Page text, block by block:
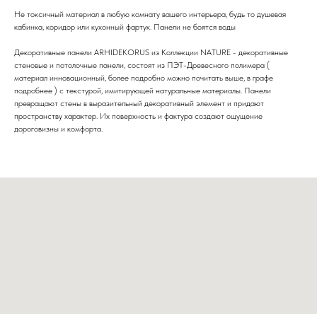
Не токсичный материал в любую комнату вашего интерьера, будь то душевая
кабинка, коридор или кухонный фартук. Панели не боятся воды
Декоративные панели ARHIDEKORUS из Коллекции NATURE - декоративные
стеновые и потолочные панели, состоят из ПЭТ-Древесного полимера (
материал инновационный, более подробно можно почитать выше, в графе
подробнее ) с текстурой, имитирующей натуральные материалы. Панели
превращают стены в выразительный декоративный элемент и придают
пространству характер. Их поверхность и фактура создают ощущение
дороговизны и комфорта.